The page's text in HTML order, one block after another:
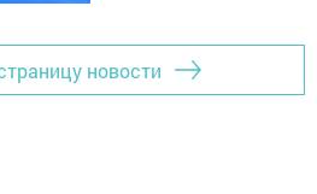
новости